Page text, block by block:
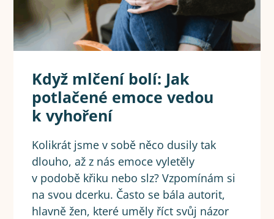
Když mlčení bolí: Jak
potlačené emoce vedou
k vyhoření
Kolikrát jsme v sobě něco dusily tak
dlouho, až z nás emoce vyletěly
v podobě křiku nebo slz? Vzpomínám si
na svou dcerku. Často se bála autorit,
hlavně žen, které uměly říct svůj názor